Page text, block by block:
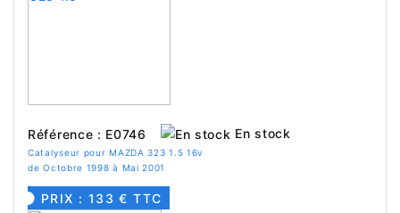
Référence : E0746 En stock
Catalyseur pour MAZDA 323 1.5 16v
de Octobre 1998 à Mai 2001
PRIX : 133 € TTC